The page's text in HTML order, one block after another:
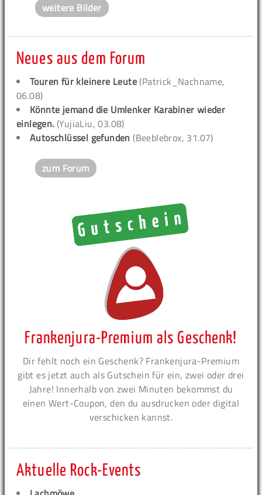
weitere Bilder
Neues aus dem Forum
Touren für kleinere Leute (Patrick_Nachname,
06.08)
Könnte jemand die Umlenker Karabiner wieder
einlegen. (YujiaLiu, 03.08)
Autoschlüssel gefunden (Beeblebrox, 31.07)
zum Forum
Frankenjura-Premium als Geschenk!
Dir fehlt noch ein Geschenk? Frankenjura-Premium
gibt es jetzt auch als Gutschein für ein, zwei oder drei
Jahre! Innerhalb von zwei Minuten bekommst du
einen Wert-Coupon, den du ausdrucken oder digital
verschicken kannst.
Aktuelle Rock-Events